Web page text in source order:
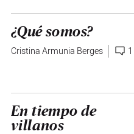
¿Qué somos?
Cristina Armunia Berges 1
En tiempo de
villanos